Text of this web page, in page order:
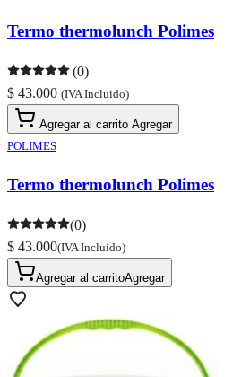
Termo thermolunch Polimes
(0)
$ 43.000 (IVA Incluido)
Agregar al carrito Agregar
POLIMES
Termo thermolunch Polimes
(0)
$ 43.000(IVA Incluido)
Agregar al carritoAgregar